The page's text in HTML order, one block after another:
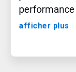
performance
du climat
afficher plus